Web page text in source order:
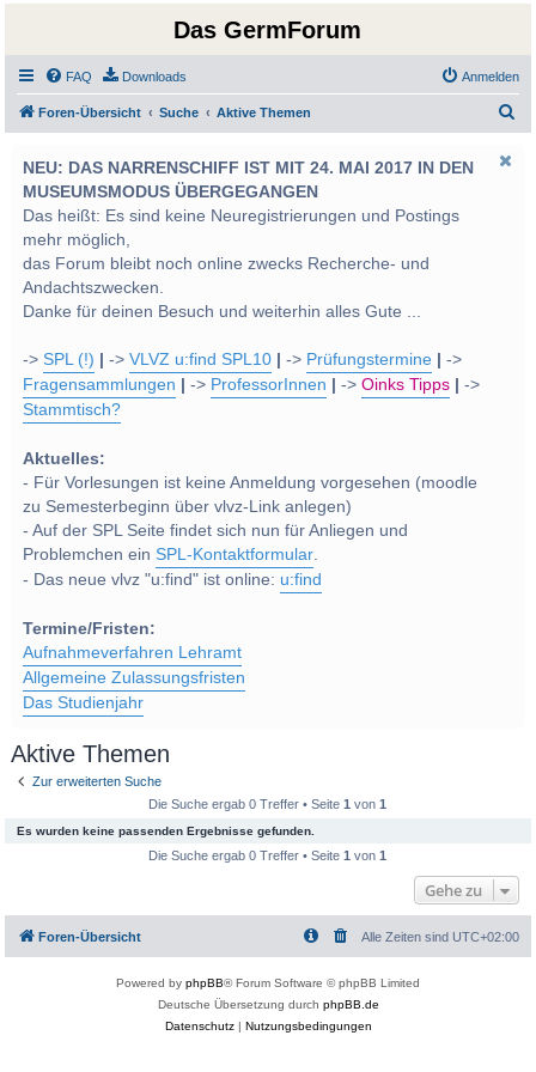
Das GermForum
FAQ Downloads Anmelden
Foren-Übersicht Suche Aktive Themen
NEU: DAS NARRENSCHIFF IST MIT 24. MAI 2017 IN DEN
MUSEUMSMODUS ÜBERGEGANGEN
Das heißt: Es sind keine Neuregistrierungen und Postings
mehr möglich,
das Forum bleibt noch online zwecks Recherche- und
Andachtszwecken.
Danke für deinen Besuch und weiterhin alles Gute ...
->SPL (!) ->VLVZ u:find SPL10 -> Prüfungstermine
->
Fragensammlungen
-> ProfessorInnen ->Oinks Tipps
->
Stammtisch?
Aktuelles:
- Für Vorlesungen ist keine Anmeldung vorgesehen (moodle
zu Semesterbeginn über vlvz-Link anlegen)
- Auf der SPL Seite findet sich nun für Anliegen und
Problemchen einSPL-Kontaktformular.
- Das neue vlvz "u:find" ist online: u:find
Termine/Fristen:
Aufnahmeverfahren Lehramt
Allgemeine Zulassungsfristen
Das Studienjahr
Aktive Themen
Zur erweiterten Suche
Die Suche ergab 0 Treffer • Seite1 von1
Es wurden keine passenden Ergebnisse gefunden.
Die Suche ergab 0 Treffer • Seite1 von1
Gehe zu
Foren-Übersicht Alle Zeiten sind UTC+02:00
Powered by phpBB® Forum Software © phpBB Limited
Deutsche Übersetzung durch phpBB.de
Datenschutz| Nutzungsbedingungen